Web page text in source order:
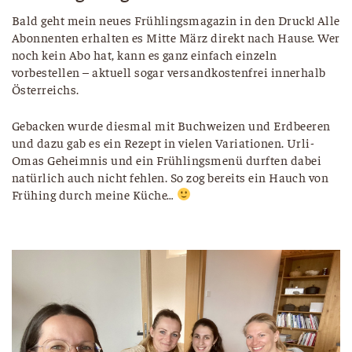
Bald geht mein neues Frühlingsmagazin in den Druck! Alle
Abonnenten erhalten es Mitte März direkt nach Hause. Wer
noch kein Abo hat, kann es ganz einfach einzeln
vorbestellen – aktuell sogar versandkostenfrei innerhalb
Österreichs.
Gebacken wurde diesmal mit Buchweizen und Erdbeeren
und dazu gab es ein Rezept in vielen Variationen. Urli-
Omas Geheimnis und ein Frühlingsmenü durften dabei
natürlich auch nicht fehlen. So zog bereits ein Hauch von
Frühing durch meine Küche…